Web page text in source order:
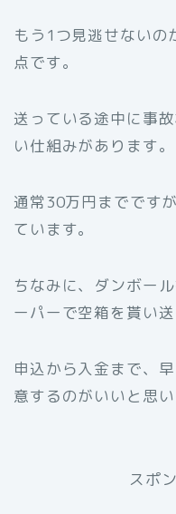
もう1つ見逃せないの
点です。
送っている途中に事
い仕組みがあります。
通常30万円までです
ています。
ちなみに、ダンボー
ーパーで空箱を貰い
申込から入金まで、
意するのがいいと思い
スポ